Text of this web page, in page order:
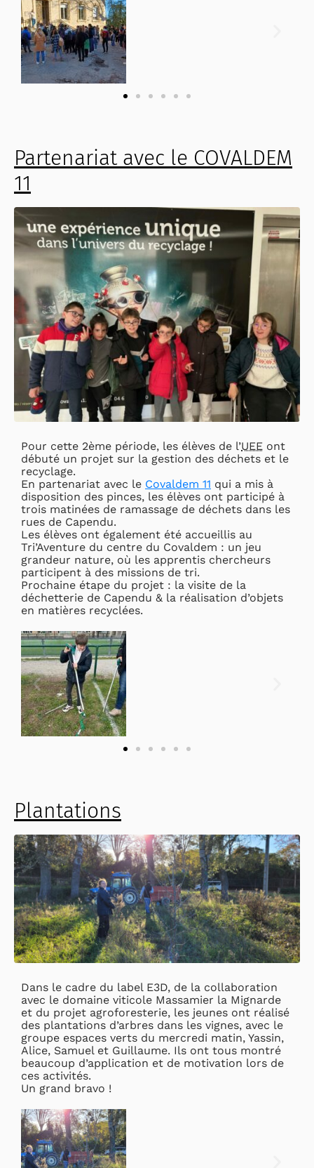
Partenariat avec le COVALDEM
11
Pour cette 2ème période, les élèves de l’UEE ont
débuté un projet sur la gestion des déchets et le
recyclage.
En partenariat avec le Covaldem 11 qui a mis à
disposition des pinces, les élèves ont participé à
trois matinées de ramassage de déchets dans les
rues de Capendu.
Les élèves ont également été accueillis au
Tri’Aventure du centre du Covaldem : un jeu
grandeur nature, où les apprentis chercheurs
participent à des missions de tri.
Prochaine étape du projet : la visite de la
déchetterie de Capendu & la réalisation d’objets
en matières recyclées.
Plantations
Dans le cadre du label E3D, de la collaboration
avec le domaine viticole Massamier la Mignarde
et du projet agroforesterie, les jeunes ont réalisé
des plantations d’arbres dans les vignes, avec le
groupe espaces verts du mercredi matin, Yassin,
Alice, Samuel et Guillaume. Ils ont tous montré
beaucoup d’application et de motivation lors de
ces activités.
Un grand bravo !